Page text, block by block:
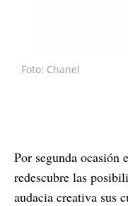
Foto: Chanel
Por segunda ocasión
redescubre las
audacia creativa sus